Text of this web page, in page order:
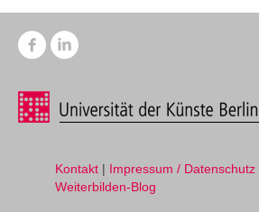
Kontakt | Impressum / Datenschutz
Weiterbilden-Blog